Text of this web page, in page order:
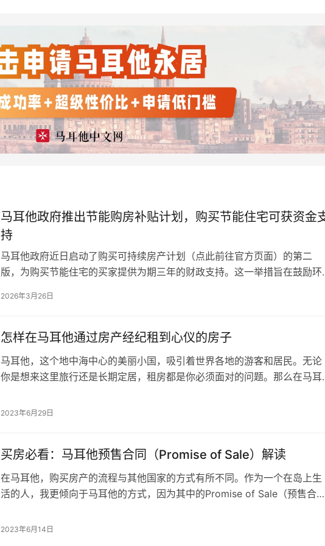
马耳他政府推出节能购房补贴计划，购买节能住宅可获资金
持
马耳他政府近日启动了购买可持续房产计划（点此前往官方页面）的第二
版，为购买节能住宅的买家提供为期三年的财政支持。这一举措旨在鼓励环
标准的房产的买家将有资格获得政府提供的资金补助。补助期限为三年，具
励加速绿色建筑普及 环境部长…
2026年3月26日
怎样在马耳他通过房产经纪租到心仪的房子
马耳他，这个地中海中心的美丽小国，吸引着世界各地的游客和居民。无论
你是想来这里旅行还是长期定居，租房都是你必须面对的问题。那么在马耳
房必须知道的事情。 通过经纪租房 在马耳他，通过经纪人租房可能是最常
2023年6月29日
买房必看：马耳他预售合同（Promise of Sale）解读
在马耳他，购买房产的流程与其他国家的方式有所不同。作为一个在岛上生
活的人，我更倾向于马耳他的方式，因为其中的Promise of Sale（预售合
不会因为收到更高的报价而将房产卖给其他人，同时也保证了买方不会在最
2023年6月14日